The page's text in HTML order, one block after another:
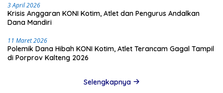
3 April 2026
Krisis Anggaran KONI Kotim, Atlet dan Pengurus Andalkan
Dana Mandiri
11 Maret 2026
Polemik Dana Hibah KONI Kotim, Atlet Terancam Gagal Tampil
di Porprov Kalteng 2026
Selengkapnya